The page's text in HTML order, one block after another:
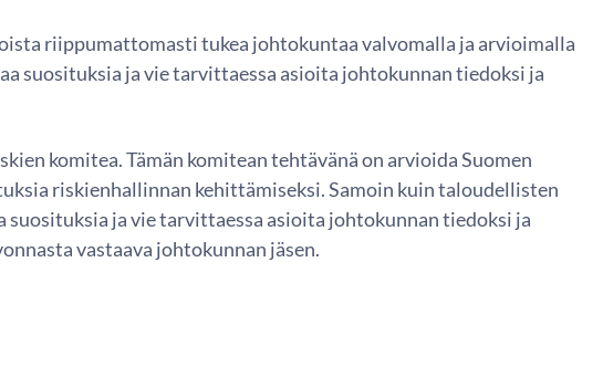
riippumattomasti tukea johtokuntaa valvomalla ja arvioimalla
suosituksia ja vie tarvittaessa asioita johtokunnan tiedoksi ja
komitea. Tämän komitean tehtävänä on arvioida Suomen
riskienhallinnan kehittämiseksi. Samoin kuin taloudellisten
ja vie tarvittaessa asioita johtokunnan tiedoksi ja
vastaava johtokunnan jäsen.